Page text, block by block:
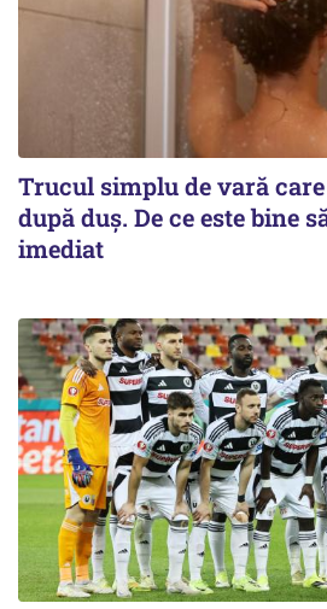
Trucul simplu de vară
după duș. De ce este bine
imediat